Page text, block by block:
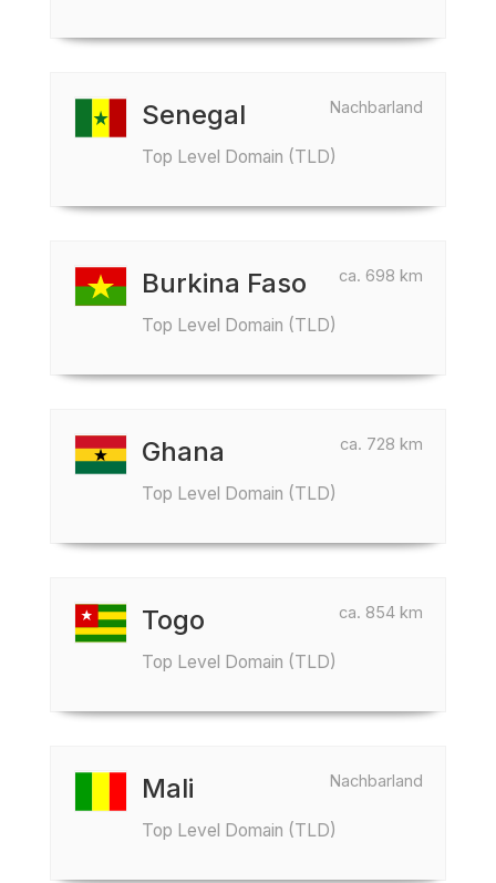
Nachbarland
Senegal
Top Level Domain (TLD)
ca. 698 km
Burkina Faso
Top Level Domain (TLD)
ca. 728 km
Ghana
Top Level Domain (TLD)
ca. 854 km
Togo
Top Level Domain (TLD)
Nachbarland
Mali
Top Level Domain (TLD)